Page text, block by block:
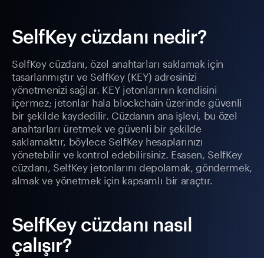
SelfKey cüzdanı nedir?
SelfKey cüzdanı, özel anahtarları saklamak için
tasarlanmıştır ve SelfKey (KEY) adresinizi
yönetmenizi sağlar. KEY jetonlarının kendisini
içermez; jetonlar hala blockchain üzerinde güvenli
bir şekilde kaydedilir. Cüzdanın ana işlevi, bu özel
anahtarları üretmek ve güvenli bir şekilde
saklamaktır, böylece SelfKey hesaplarınızı
yönetebilir ve kontrol edebilirsiniz. Esasen, SelfKey
cüzdanı, SelfKey jetonlarını depolamak, göndermek,
almak ve yönetmek için kapsamlı bir araçtır.
SelfKey cüzdanı nasıl
çalışır?